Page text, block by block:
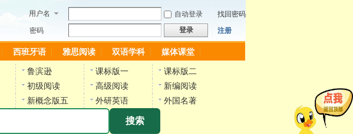
用户名 自动登录
找回密码
密码
登录 注册
西班牙语 雅思阅读 双语学科 媒体课堂
鲁滨逊 课标版一
课标版二
初级阅读 高级阅读
新编阅读
新概念版五 外研英语 外国名著
搜索